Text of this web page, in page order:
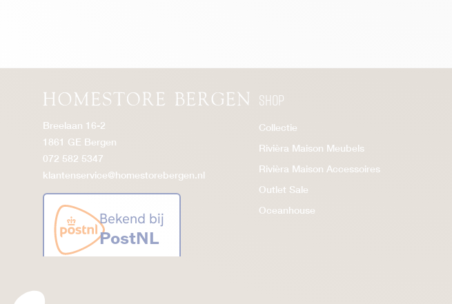
Buon Appetito
Elegant twist
Flessen
Fruitschalen
Karaffen
Kommen & Soepkommen
Melk & Suikerset /Suikerpot
Breelaan 16-2
1861 GE Bergen
072 582 5347
klantenservice@homestorebergen.nl
Shop
Collectie
Rivièra Maison Meubels
Rivièra Maison Accessoires
Outlet Sale
Oceanhouse